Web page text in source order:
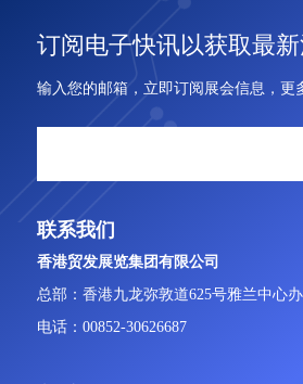
订阅电子快讯以获取最
输入您的邮箱，立即订阅展会信息，更
联系我们
香港贸发展览集团有限公司
总部：香港九龙弥敦道625号雅兰中心
电话：00852-30626687